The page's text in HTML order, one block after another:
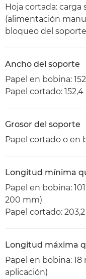
Hoja cortada: carga
(alimentación
bloqueo del
Ancho del soporte
Papel en bobina:
Papel cortado:
Grosor del soporte
Papel cortado o en
Longitud mínima
Papel en bobina:
200 mm)
Papel cortado:
Longitud máxima
Papel en bobina: 18
aplicación)